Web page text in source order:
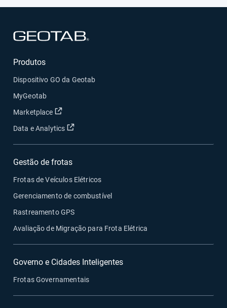
Produtos
Dispositivo GO da Geotab
MyGeotab
Marketplace
Abrir em uma nova janela
Data e Analytics Abrir em uma nova janela
Gestão de frotas
Frotas de Veículos Elétricos
Gerenciamento de combustível
Rastreamento GPS
Avaliação de Migração para Frota Elétrica
Governo e Cidades Inteligentes
Frotas Governamentais